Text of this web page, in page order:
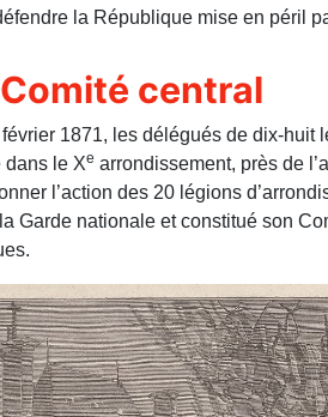
la République mise en péril
central
février 1871, les délégués de dix-
dans le Xe arrondissement, près de
l’action des 20 légions
Garde nationale et constitué son